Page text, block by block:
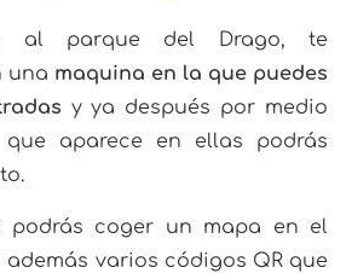
al parque del Drago, te
una maquina en la que puedes
y ya después por medio
aparece en ellas podrás
podrás coger un mapa en el
además varios códigos QR que